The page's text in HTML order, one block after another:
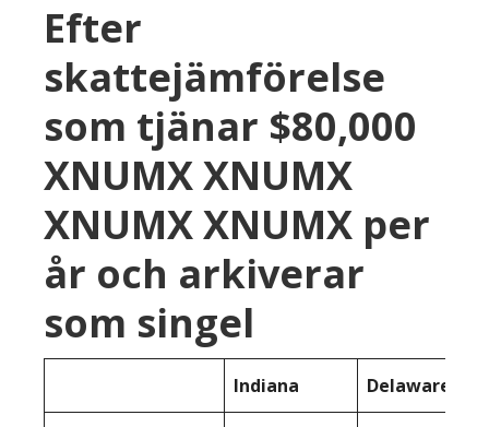
Efter
skattejämförelse
som tjänar $80,000
XNUMX XNUMX
XNUMX XNUMX per
år och arkiverar
som singel
Indiana Delaware